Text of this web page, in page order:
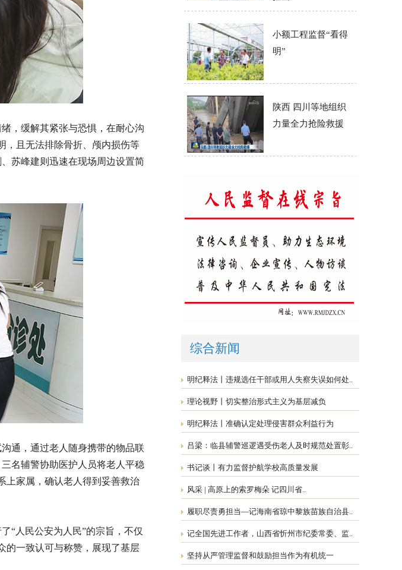
，缓解其紧张与恐惧，在耐心沟
，且无法排除骨折、颅内损伤等
苏峰建则迅速在现场周边设置简
通，通过老人随身携带的物品联
名辅警协助医护人员将老人平稳
上家属，确认老人得到妥善救治
“人民公安为人民”的宗旨，不仅
的一致认可与称赞，展现了基层
小额工程监督“看得
明”
陕西 四川等地组织
力量全力抢险救援
综合新闻
明纪释法丨违规选任干部或用人失察失误如何处..
理论视野丨切实整治形式主义为基层减负
明纪释法丨准确认定处理侵害群众利益行为
吕梁：临县辅警巡逻遇受伤老人及时规范处置彰..
书记谈丨有力监督护航学校高质量发展
风采 | 高原上的索罗梅朵 记四川省..
履职尽责勇担当—记海南省琼中黎族苗族自治县..
记全国先进工作者，山西省忻州市纪委常委、监..
坚持从严管理监督和鼓励担当作为有机统一